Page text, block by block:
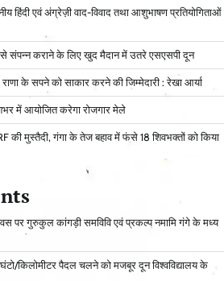
हिंदी एवं अंग्रेज़ी वाद-विवाद तथा आशुभाषण प्रतियोगिताओं
कराने के लिए खुद मैदान में उतरे एसएसपी दून
राणा के सपने को साकार करने की जिम्मेदारी : रेखा आर्या
में आयोजित करेगा रोजगार मेले
की मुस्तैदी, गंगा के तेज बहाव में फंसे 18 शिवभक्तों को किया
दिवस पर गुरुकुल कांगड़ी समविवि एवं प्रकल्प नमामि गंगे के मध्य
घंटो/किलोमीटर पैदल चलने को मजबूर दून विश्वविद्यालय के